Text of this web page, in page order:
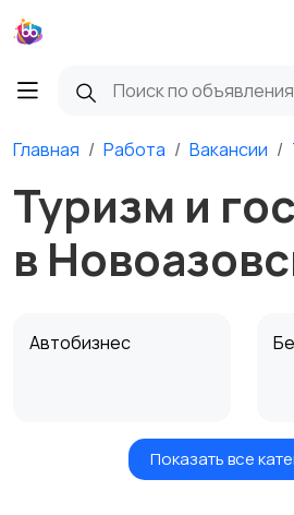
Главная Работа Вакансии
Туризм и
в
Автобизнес
Бытовые услуги иПоказать все